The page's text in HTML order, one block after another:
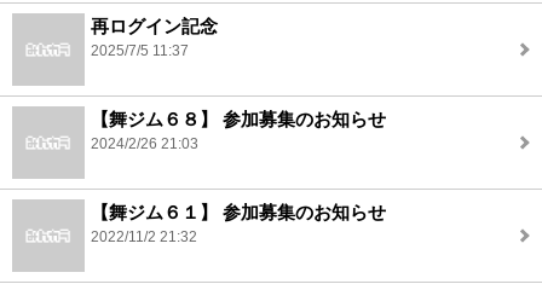
再ログイン記念
2025/7/5 11:37
【舞ジム６８】 参加募集のお知らせ
2024/2/26 21:03
【舞ジム６１】 参加募集のお知らせ
2022/11/2 21:32